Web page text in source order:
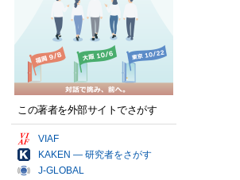
この著者を外部サイトでさがす
VIAF
KAKEN — 研究者をさがす
J-GLOBAL